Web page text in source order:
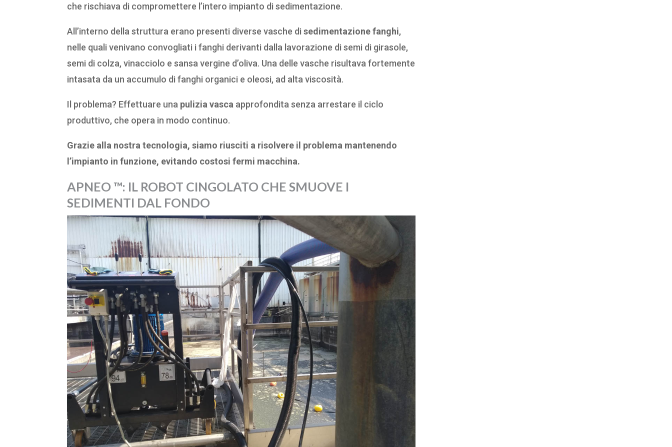
che rischiava di compromettere l’intero impianto di sedimentazione.
All’interno della struttura erano presenti diverse vasche di sedimentazione fanghi,
nelle quali venivano convogliati i fanghi derivanti dalla lavorazione di semi di girasole,
semi di colza, vinacciolo e sansa vergine d’oliva. Una delle vasche risultava fortemente
intasata da un accumulo di fanghi organici e oleosi, ad alta viscosità.
Il problema? Effettuare una pulizia vasca approfondita senza arrestare il ciclo
produttivo, che opera in modo continuo.
Grazie alla nostra tecnologia, siamo riusciti a risolvere il problema mantenendo
l’impianto in funzione, evitando costosi fermi macchina.
APNEO ™: IL ROBOT CINGOLATO CHE SMUOVE I
SEDIMENTI DAL FONDO